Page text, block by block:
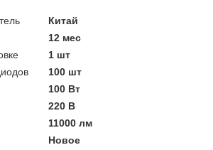
Китай
12 мес
1 шт
100 шт
100 Вт
220 В
11000 лм
Новое